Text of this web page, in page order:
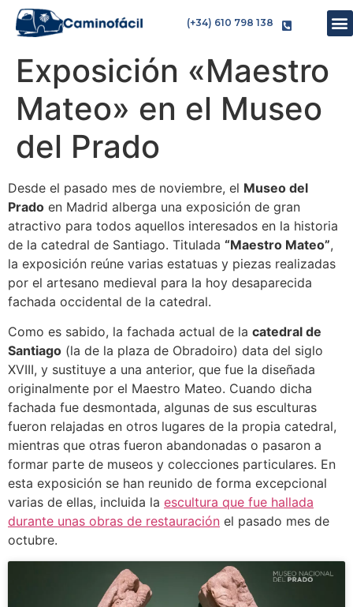
(+34) 610 798 138
Exposición «Maestro
Mateo» en el Museo
del Prado
Desde el pasado mes de noviembre, el Museo del
Prado en Madrid alberga una exposición de gran
atractivo para todos aquellos interesados en la historia
de la catedral de Santiago. Titulada “Maestro Mateo”,
la exposición reúne varias estatuas y piezas realizadas
por el artesano medieval para la hoy desaparecida
fachada occidental de la catedral.
Como es sabido, la fachada actual de la catedral de
Santiago (la de la plaza de Obradoiro) data del siglo
XVIII, y sustituye a una anterior, que fue la diseñada
originalmente por el Maestro Mateo. Cuando dicha
fachada fue desmontada, algunas de sus esculturas
fueron relajadas en otros lugares de la propia catedral,
mientras que otras fueron abandonadas o pasaron a
formar parte de museos y colecciones particulares. En
esta exposición se han reunido de forma excepcional
varias de ellas, incluida la escultura que fue hallada
durante unas obras de restauración el pasado mes de
octubre.